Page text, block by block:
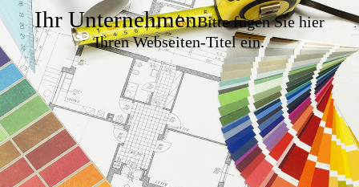
Ihr UnternehmenBitte fügen Sie hier
Ihren Webseiten-Titel ein.